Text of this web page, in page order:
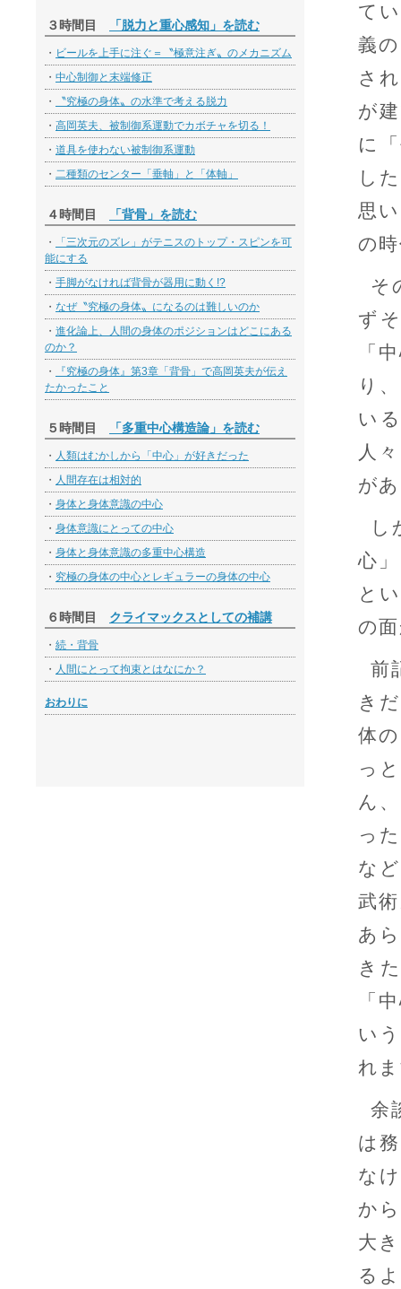
３時間目 「脱力と重心感知」を読む
・ ビールを上手に注ぐ＝〝極意注ぎ〟のメカニズム
・ 中心制御と末端修正
・
〝究極の身体〟の水準で考える脱力
・ 高岡英夫、被制御系運動でカボチャを切る！
・ 道具を使わない被制御系運動
・ 二種類のセンター「垂軸」と「体軸」
４時間目 「背骨」を読む
・
「三次元のズレ」がテニスのトップ・スピンを可
能にする
・ 手脚がなければ背骨が器用に動く!?
・ なぜ〝究極の身体〟になるのは難しいのか
・ 進化論上、人間の身体のポジションはどこにある
のか？
・
『究極の身体』第3章「背骨」で高岡英夫が伝え
たかったこと
５時間目 「多重中心構造論」を読む
・ 人類はむかしから「中心」が好きだった
・ 人間存在は相対的
・ 身体と身体意識の中心
・ 身体意識にとっての中心
・ 身体と身体意識の多重中心構造
・ 究極の身体の中心とレギュラーの身体の中心
６時間目 クライマックスとしての補講
・ 続・背骨
・ 人間にとって拘束とはなにか？
おわりに
て
義
さ
が
に
し
思
の
そ
ず
「
り
い
人
が
し
心
と
の
前
き
体
っ
ん
っ
な
武
あ
き
「
い
れ
余
は
な
か
大
る